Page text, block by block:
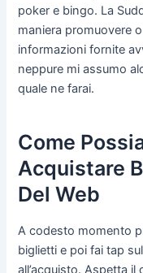
poker e bingo. La
maniera promuovere
informazioni fornite
neppure mi assumo
quale ne farai.
Come
Acquistare
Del Web
A codesto momento
biglietti e poi fai tap
all’acquisto. Aspetta